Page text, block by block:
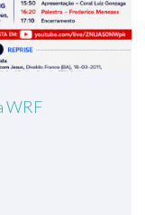
WRF